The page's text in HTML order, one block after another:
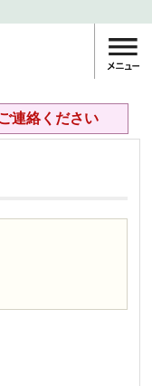
連絡ください